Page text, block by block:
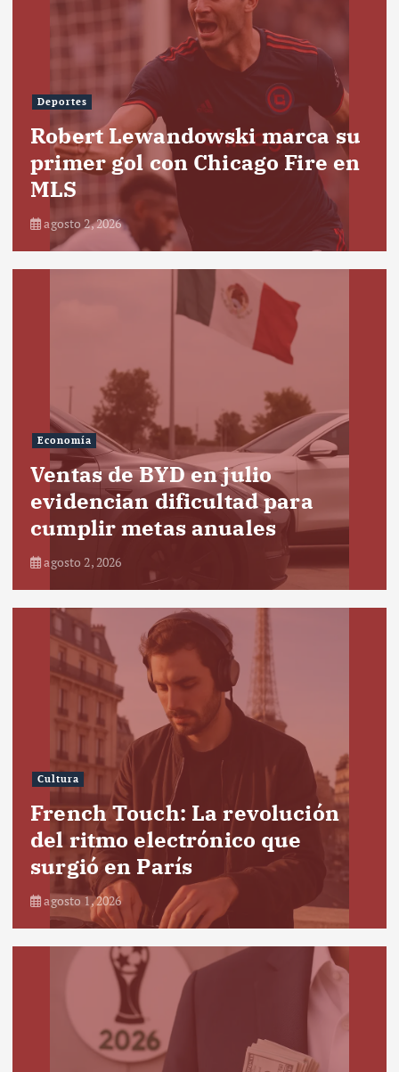
Deportes
Robert Lewandowski marca su
primer gol con Chicago Fire en
MLS
agosto 2, 2026
Economía
Ventas de BYD en julio
evidencian dificultad para
cumplir metas anuales
agosto 2, 2026
Cultura
French Touch: La revolución
del ritmo electrónico que
surgió en París
agosto 1, 2026